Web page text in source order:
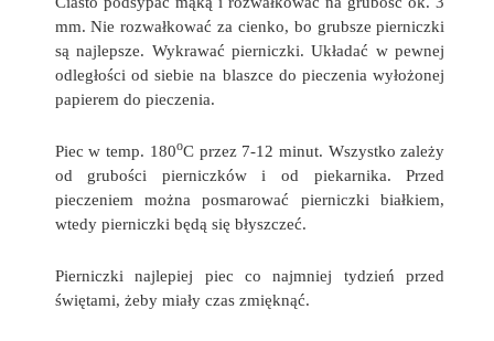
mm. Nie rozwałkować za cienko, bo grubsze pierniczki
są najlepsze. Wykrawać pierniczki. Układać w pewnej
odległości od siebie na blaszce do pieczenia wyłożonej
papierem do pieczenia.
Piec w temp. 180oC przez 7-12 minut. Wszystko zależy
od grubości pierniczków i od piekarnika. Przed
pieczeniem można posmarować pierniczki białkiem,
wtedy pierniczki będą się błyszczeć.
Pierniczki najlepiej piec co najmniej tydzień przed
świętami, żeby miały czas zmięknąć.